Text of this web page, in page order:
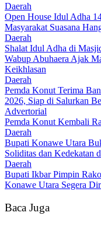
Daerah
Open House Idul Adha
Masyarakat Suasana
Daerah
Shalat Idul Adha di
Wabup Abuhaera Ajak
Keikhlasan
Daerah
Pemda Konut Terima
2026, Siap di Salurkan
Advertorial
Pemda Konut Kembali
Daerah
Bupati Konawe Utara
Soliditas dan Kedekatan
Daerah
Bupati Ikbar Pimpin
Konawe Utara Segera
Baca Juga